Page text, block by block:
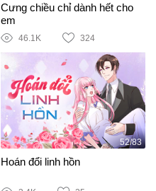
Cưng chiều chỉ dành hết cho
em
46.1K 324
52/83
Hoán đổi linh hồn